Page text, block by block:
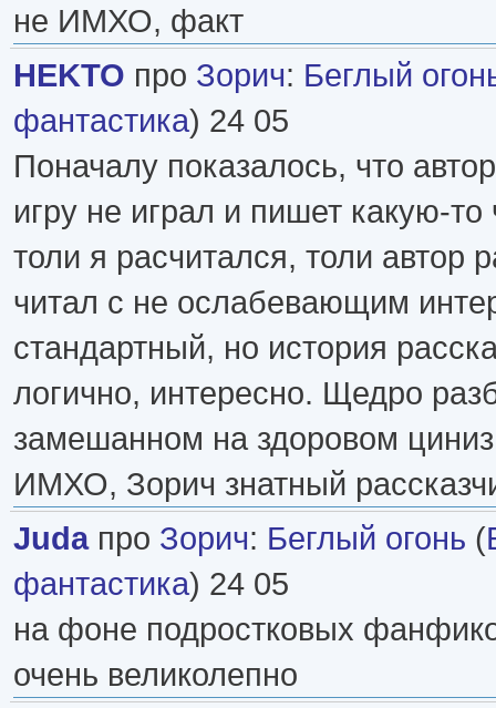
не ИМХО, факт
HEKTO про Зорич: Беглый
фантастика) 24 05
Поначалу показалось, что
игру не играл и пишет какую-
толи я расчитался, толи автор
читал с не ослабевающим
стандартный, но история
логично, интересно. Щедро
замешанном на здоровом
ИМХО, Зорич знатный
Judaпро Зорич: Беглый огонь (
фантастика) 24 05
на фоне подростковых
очень великолепно